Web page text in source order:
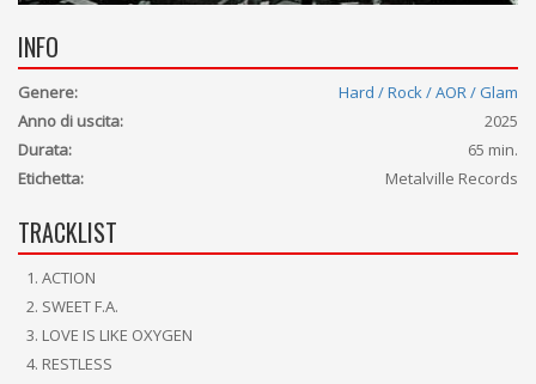
INFO
Genere:
Hard / Rock / AOR / Glam
Anno di uscita:
2025
Durata:
65 min.
Etichetta:
Metalville Records
TRACKLIST
ACTION
SWEET F.A.
LOVE IS LIKE OXYGEN
RESTLESS